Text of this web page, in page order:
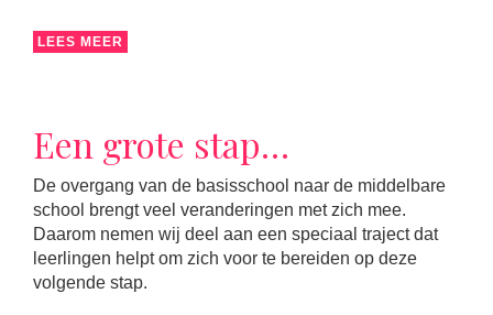
LEES MEER
Een grote stap…
De overgang van de basisschool naar de middelbare
school brengt veel veranderingen met zich mee.
Daarom nemen wij deel aan een speciaal traject dat
leerlingen helpt om zich voor te bereiden op deze
volgende stap.